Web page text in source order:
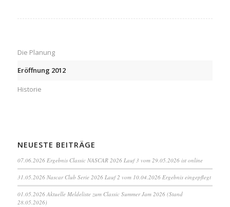
Die Planung
Eröffnung 2012
Historie
NEUESTE BEITRÄGE
07.06.2026 Ergebnis Classic NASCAR 2026 Lauf 3 vom 29.05.2026 ist online
31.05.2026 Nascar Club Serie 2026 Lauf 2 vom 10.04.2026 Ergebnis eingepflegt
01.05.2026 Aktuelle Meldeliste zum Classic Summer Jam 2026 (Stand
28.05.2026)